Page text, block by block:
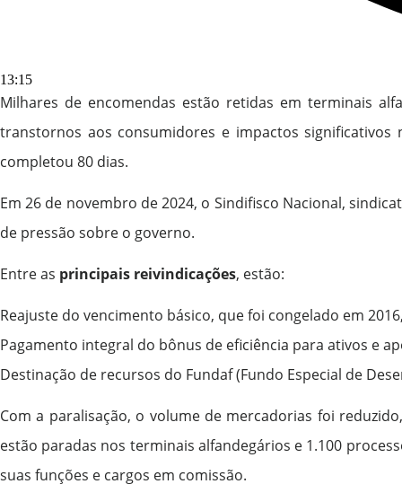
13:15
Milhares de encomendas estão retidas em terminais
transtornos aos consumidores e impactos
completou 80 dias.
Em 26 de novembro de 2024, o Sindifisco Nacional,
de pressão sobre o governo.
Entre as principais reivindicações, estão:
Reajuste do vencimento básico, que foi congelado em
Pagamento integral do bônus de eficiência para ativos e
Destinação de recursos do Fundaf (Fundo Especial de
Com a paralisação, o volume de mercadorias foi
estão paradas nos terminais alfandegários e 1.100
suas funções e cargos em comissão.